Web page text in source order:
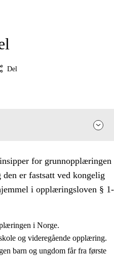
Del
for grunnopplæringen
er fastsatt ved kongelig
i opplæringsloven § 1-
i Norge.
og videregående opplæring.
barn og ungdom får fra første